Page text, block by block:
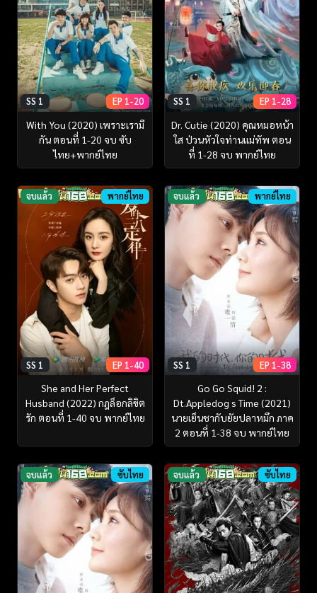
SS 1 EP 1-20
With You (2020) เพราะเรามี
กัน ตอนที่ 1-20 จบ ซับ
ไทย+พากย์ไทย
SS 1 EP 1-28
Dr. Cutie (2020) คุณหมอหน้า
ใส ป่วนหัวใจท่านแม่ทัพ ตอน
ที่ 1-28 จบ พากย์ไทย
จบแล้ว พากย์ไทย
SS 1 EP 1-40
She and Her Perfect
Husband (2022) กฎล็อกลิขิต
รัก ตอนที่ 1-40 จบ พากย์ไทย
จบแล้ว พากย์ไทย
SS 1 EP 1-38
Go Go Squid! 2 :
Dt.Appledog s Time (2021)
นายเย็นชากับยัยปลาหมึก ภาค
2 ตอนที่ 1-38 จบ พากย์ไทย
จบแล้ว ซับไทย จบแล้ว ซับไทย